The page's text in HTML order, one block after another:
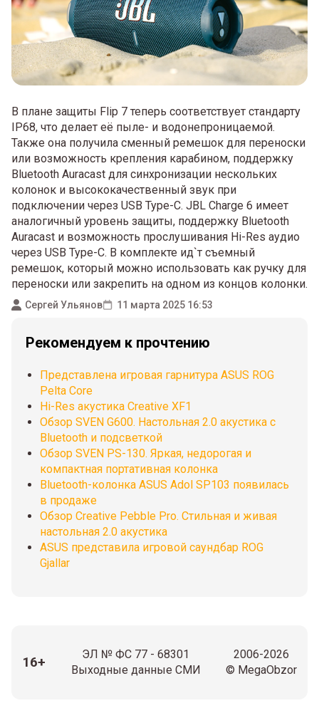
В плане защиты Flip 7 теперь соответствует стандарту
IP68, что делает её пыле- и водонепроницаемой.
Также она получила сменный ремешок для переноски
или возможность крепления карабином, поддержку
Bluetooth Auracast для синхронизации нескольких
колонок и высококачественный звук при
подключении через USB Type-C. JBL Charge 6 имеет
аналогичный уровень защиты, поддержку Bluetooth
Auracast и возможность прослушивания Hi-Res аудио
через USB Type-C. В комплекте ид`т съемный
ремешок, который можно использовать как ручку для
переноски или закрепить на одном из концов колонки.
Сергей Ульянов 11 марта 2025 16:53
Рекомендуем к прочтению
Представлена игровая гарнитура ASUS ROG
Pelta Core
Hi-Res акустика Creative XF1
Обзор SVEN G600. Настольная 2.0 акустика с
Bluetooth и подсветкой
Обзор SVEN PS-130. Яркая, недорогая и
компактная портативная колонка
Bluetooth-колонка ASUS Adol SP103 появилась
в продаже
Обзор Creative Pebble Pro. Стильная и живая
настольная 2.0 акустика
ASUS представила игровой саундбар ROG
Gjallar
16+
ЭЛ № ФС 77 - 68301
Выходные данные СМИ
2006-2026
© MegaObzor